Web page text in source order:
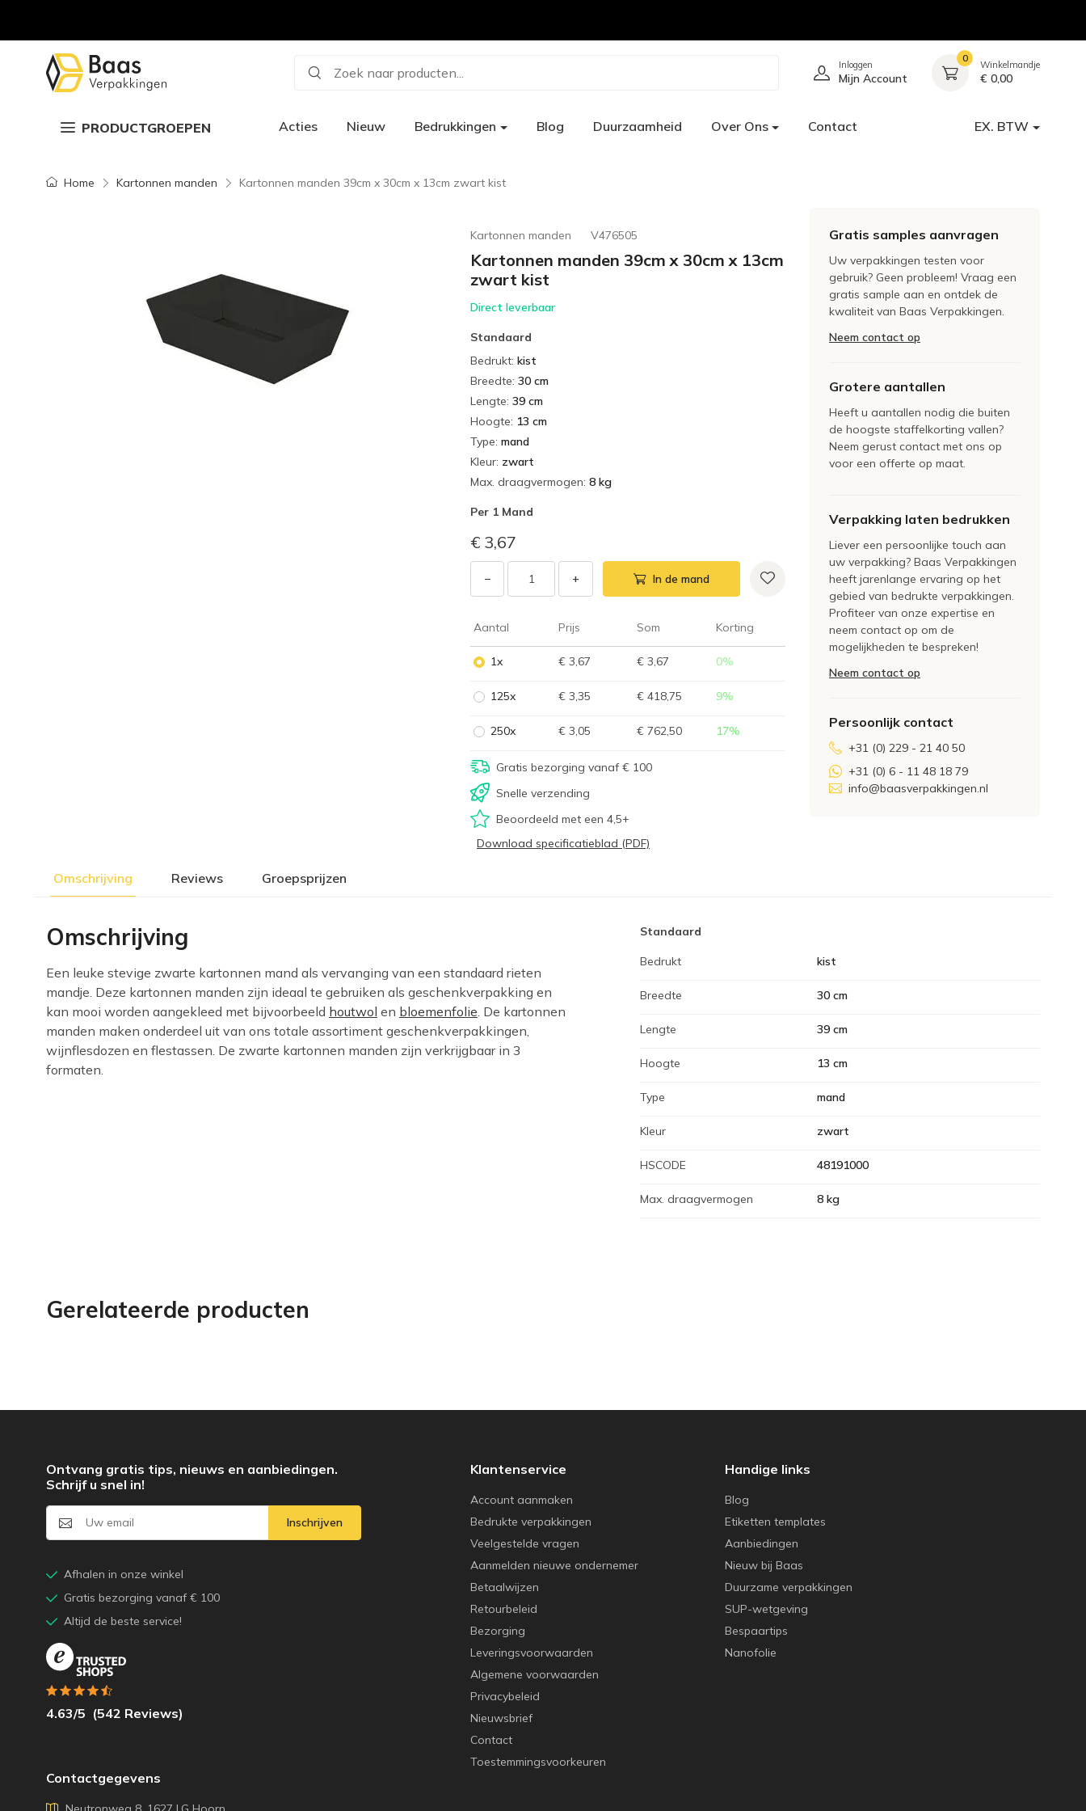
Zoek naar producten... Inloggen
Mijn Account
0
Winkelmandje
€ 0,00
PRODUCTGROEPEN Acties Nieuw Bedrukkingen Blog Duurzaamheid Over Ons Contact EX. BTW
Home Kartonnen manden Kartonnen manden 39cm x 30cm x 13cm zwart kist
Kartonnen manden V476505
Kartonnen manden 39cm x 30cm x 13cm
zwart kist
Direct leverbaar
Standaard
Bedrukt: kist
Breedte: 30 cm
Lengte: 39 cm
Hoogte: 13 cm
Type: mand
Kleur: zwart
Max. draagvermogen: 8 kg
Per 1 Mand
€ 3,67
− + In de mand
Aantal Prijs Som Korting
1x € 3,67 € 3,67 0%
125x € 3,35 € 418,75 9%
250x € 3,05 € 762,50 17%
Gratis bezorging vanaf € 100
Snelle verzending
Beoordeeld met een 4,5+
Download specificatieblad (PDF)
Gratis samples aanvragen
Uw verpakkingen testen voor
gebruik? Geen probleem! Vraag een
gratis sample aan en ontdek de
kwaliteit van Baas Verpakkingen.
Neem contact op
Grotere aantallen
Heeft u aantallen nodig die buiten
de hoogste staffelkorting vallen?
Neem gerust contact met ons op
voor een offerte op maat.
Verpakking laten bedrukken
Liever een persoonlijke touch aan
uw verpakking? Baas Verpakkingen
heeft jarenlange ervaring op het
gebied van bedrukte verpakkingen.
Profiteer van onze expertise en
neem contact op om de
mogelijkheden te bespreken!
Neem contact op
Persoonlijk contact
+31 (0) 229 - 21 40 50
+31 (0) 6 - 11 48 18 79
info@baasverpakkingen.nl
Omschrijving Reviews Groepsprijzen
Omschrijving
Een leuke stevige zwarte kartonnen mand als vervanging van een standaard rieten
mandje. Deze kartonnen manden zijn ideaal te gebruiken als geschenkverpakking en
kan mooi worden aangekleed met bijvoorbeeld houtwol en bloemenfolie. De kartonnen
manden maken onderdeel uit van ons totale assortiment geschenkverpakkingen,
wijnflesdozen en flestassen. De zwarte kartonnen manden zijn verkrijgbaar in 3
formaten.
Standaard
Bedrukt kist
Breedte 30 cm
Lengte 39 cm
Hoogte 13 cm
Type mand
Kleur zwart
HSCODE 48191000
Max. draagvermogen 8 kg
Gerelateerde producten
Klantenservice
Account aanmaken
Bedrukte verpakkingen
Veelgestelde vragen
Aanmelden nieuwe ondernemer
Betaalwijzen
Retourbeleid
Bezorging
Leveringsvoorwaarden
Algemene voorwaarden
Privacybeleid
Nieuwsbrief
Contact
Toestemmingsvoorkeuren
Handige links
Blog
Etiketten templates
Aanbiedingen
Nieuw bij Baas
Duurzame verpakkingen
SUP-wetgeving
Bespaartips
Nanofolie
Contactgegevens
Ontvang gratis tips, nieuws en aanbiedingen.
Schrijf u snel in!
Inschrijven
Afhalen in onze winkel
Gratis bezorging vanaf € 100
Altijd de beste service!
4.63/5 (542 Reviews)